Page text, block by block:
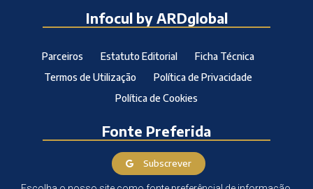
Infocul by ARDglobal
Parceiros Estatuto Editorial
Ficha Técnica
Termos de Utilização
Política de Privacidade
Política de Cookies
Fonte Preferida
Subscrever